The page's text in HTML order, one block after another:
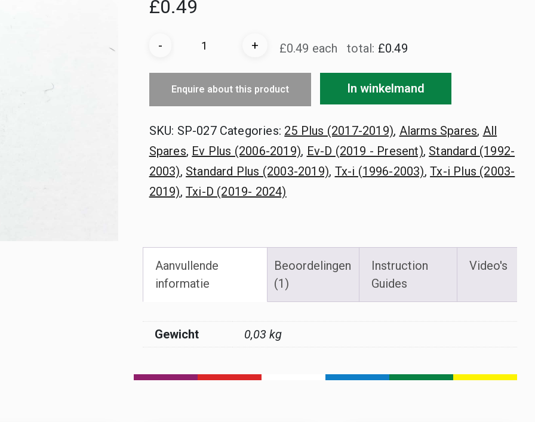
£0.49
-
Aantal
+ £0.49 each total: £0.49
In winkelmand
Enquire about this product
SKU: SP-027 Categories: 25 Plus (2017-2019), Alarms Spares, All
Spares, Ev Plus (2006-2019), Ev-D (2019 - Present), Standard (1992-
2003), Standard Plus (2003-2019), Tx-i (1996-2003),Tx-i Plus (2003-
2019),Txi-D (2019- 2024)
Aanvullende
informatie
Beoordelingen
(1)
Instruction
Guides
Video's
Gewicht 0,03 kg